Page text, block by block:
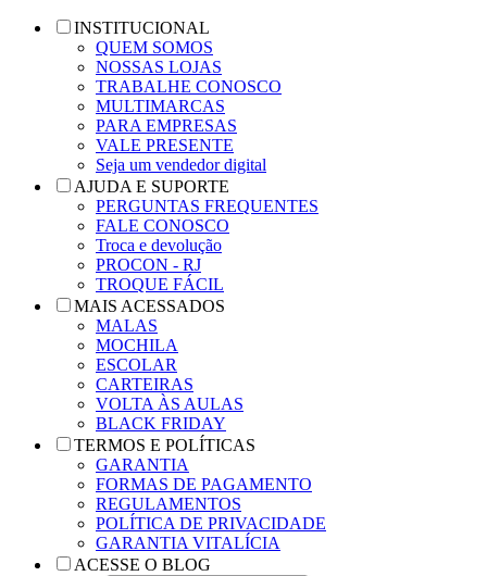
INSTITUCIONAL
QUEM SOMOS
NOSSAS LOJAS
TRABALHE CONOSCO
MULTIMARCAS
PARA EMPRESAS
VALE PRESENTE
Seja um vendedor digital
AJUDA E SUPORTE
PERGUNTAS FREQUENTES
FALE CONOSCO
Troca e devolução
PROCON - RJ
TROQUE FÁCIL
MAIS ACESSADOS
MALAS
MOCHILA
ESCOLAR
CARTEIRAS
VOLTA ÀS AULAS
BLACK FRIDAY
TERMOS E POLÍTICAS
GARANTIA
FORMAS DE PAGAMENTO
REGULAMENTOS
POLÍTICA DE PRIVACIDADE
GARANTIA VITALÍCIA
ACESSE O BLOG